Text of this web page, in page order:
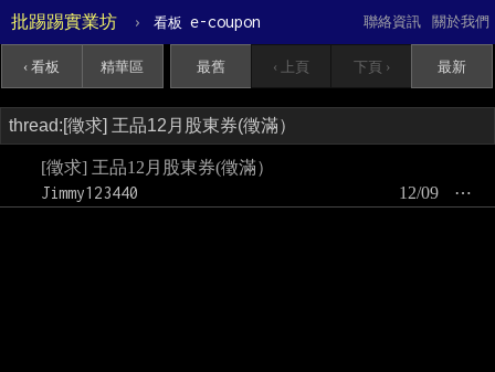
批踢踢實業坊 › 看板 e-coupon 關於我們
聯絡資訊
‹ 看板 精華區 最舊 ‹ 上頁 下頁 › 最新
[徵求] 王品12月股東券(徵滿）
Jimmy123440
⋯
12/09